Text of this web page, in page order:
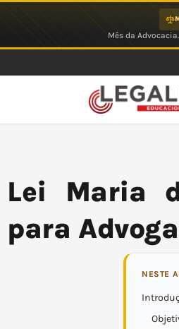
Mês da
Lei Maria
para
NESTE